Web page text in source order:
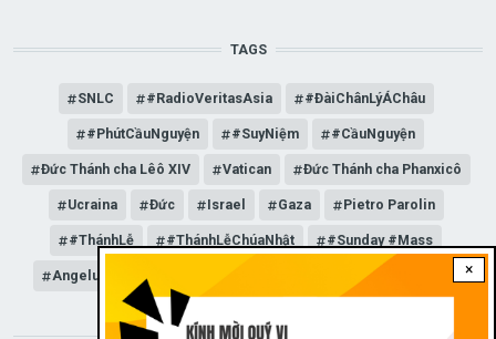
×
TAGS
SNLC #RadioVeritasAsia #ĐàiChânLýÁChâu
#PhútCầuNguyện #SuyNiệm #CầuNguyện
Đức Thánh cha Lêô XIV Vatican Đức Thánh cha Phanxicô
Ucraina Đức Israel Gaza Pietro Parolin
#ThánhLễ #ThánhLễChúaNhật #Sunday #Mass
Angelus Đức Giáo hoàng Lêô XIV General Audience